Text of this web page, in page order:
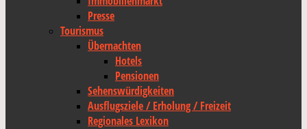
Presse
Tourismus
Übernachten
Hotels
Pensionen
Sehenswürdigkeiten
Ausflugsziele / Erholung / Freizeit
Regionales Lexikon